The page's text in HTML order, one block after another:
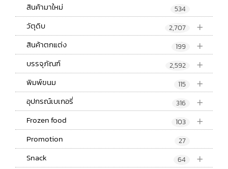
สินค้ามาใหม่ 534
+
วัตุดิบ 2,707
+
สินค้าตกแต่ง 199
+
บรรจุภัณฑ์ 2,592
+
พิมพ์ขนม 115
+
อุปกรณ์เบเกอรี่ 316
+
Frozen food 103
Promotion 27
+
Snack 64